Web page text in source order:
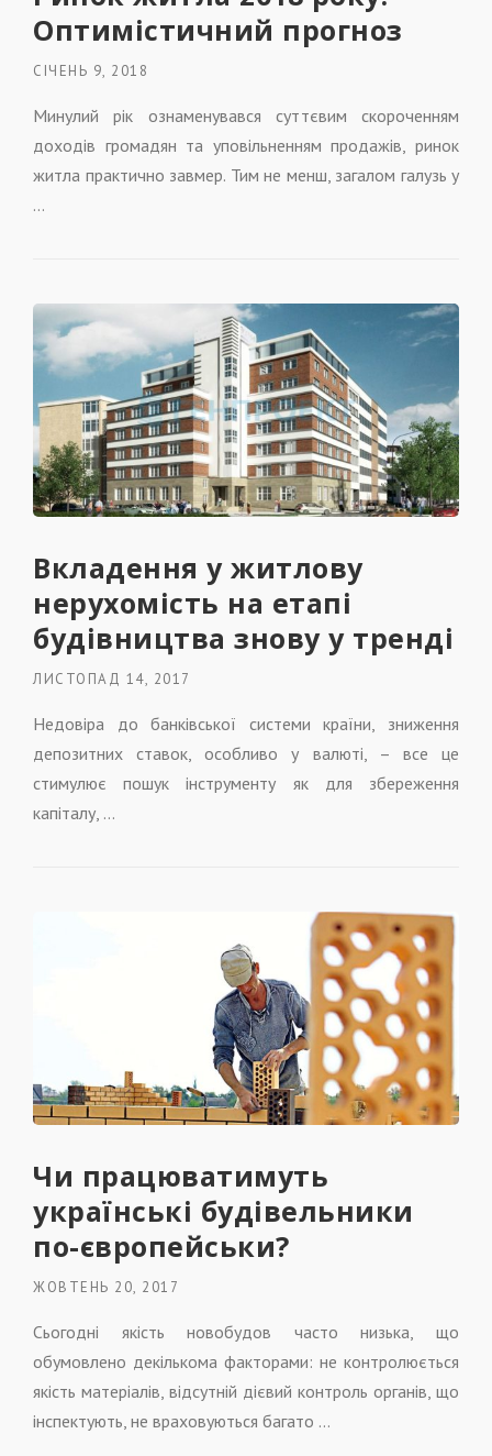
Оптимістичний прогноз
СІЧЕНЬ 9, 2018
Минулий рік ознаменувався суттєвим скороченням
доходів громадян та уповільненням продажів, ринок
житла практично завмер. Тим не менш, загалом галузь у
…
Вкладення у житлову
нерухомість на етапі
будівництва знову у тренді
ЛИСТОПАД 14, 2017
Недовіра до банківської системи країни, зниження
депозитних ставок, особливо у валюті, – все це
стимулює пошук інструменту як для збереження
капіталу, …
Чи працюватимуть
українські будівельники
по-європейськи?
ЖОВТЕНЬ 20, 2017
Сьогодні якість новобудов часто низька, що
обумовлено декількома факторами: не контролюється
якість матеріалів, відсутній дієвий контроль органів, що
інспектують, не враховуються багато …